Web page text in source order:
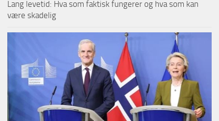
Lang levetid: Hva som faktisk fungerer og hva som kan
være skadelig